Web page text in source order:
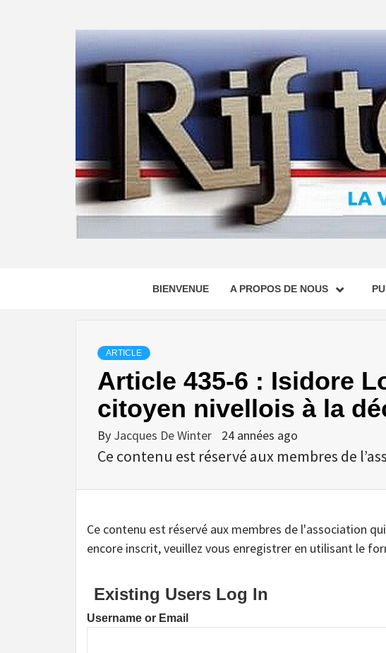
BIENVENUE A PROPOS DE NOUS
ARTICLE
Article 435-6 : Isidore
citoyen nivellois à la
By Jacques De Winter 24 années ago
Ce contenu est réservé aux membres de
Ce contenu est réservé aux membres de l'association
encore inscrit, veuillez vous enregistrer en utilisant le
Existing Users Log In
Username or Email